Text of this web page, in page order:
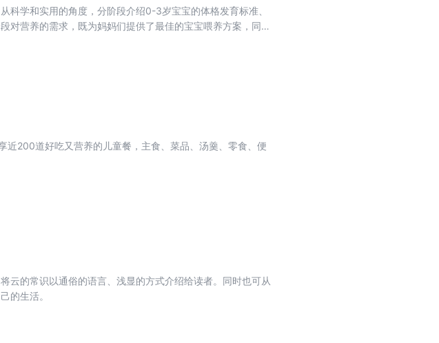
科学和实用的角度，分阶段介绍0-3岁宝宝的体格发育标准、
对营养的需求，既为妈妈们提供了最佳的宝宝喂养方案，同时
200道好吃又营养的儿童餐，主食、菜品、汤羹、零食、便
云的常识以通俗的语言、浅显的方式介绍给读者。同时也可从
的生活。